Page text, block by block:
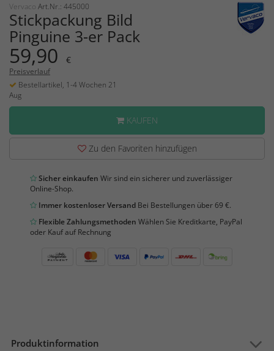
Vervaco Art.Nr.: 445000
Stickpackung Bild
Pinguine 3-er Pack
59,90 €
Preisverlauf
Bestellartikel, 1-4 Wochen 21
Aug
KAUFEN
Zu den Favoriten hinzufügen
Sicher einkaufen Wir sind ein sicherer und zuverlässiger
Online-Shop.
Immer kostenloser Versand Bei Bestellungen über 69 €.
Flexible Zahlungsmethoden Wählen Sie Kreditkarte, PayPal
oder Kauf auf Rechnung
Produktinformation